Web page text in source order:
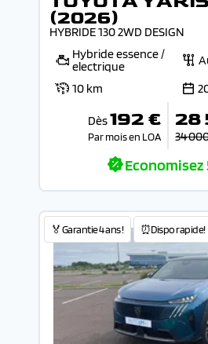
(2026)
HYBRIDE 130 2WD DESIGN
Hybride essence /
electrique
10 km
Dès192 €
Par mois en LOA
28
34
Economisez
🏅Garantie 4 ans ! ⏰Dispo rapide!